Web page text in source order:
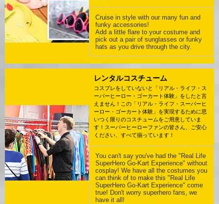
Cruise in style with our many fun and
funky accessories!
Add a little flare to your costume and
pick out a pair of sunglasses or funky
hats as you drive through the city.
レンタルコスチューム
コスプレをしていないと「リアル・ライフ・ス
ーパーヒーロー・ゴーカート体験」をしたと言
えません！この「リアル・ライフ・スーパーヒ
ーロー・ゴーカート体験」を実現するために思
いつく限りのコスチュームをご用意していま
す！スーパーヒーローファンの皆さん、ご安心
ください、すべて揃っています！
You can't say you've had the "Real Life
SuperHero Go-Kart Experience" without
cosplay! We have all the costumes you
can think of to make this "Real Life
SuperHero Go-Kart Experience" come
true! Don't worry superhero fans, we
have it all!